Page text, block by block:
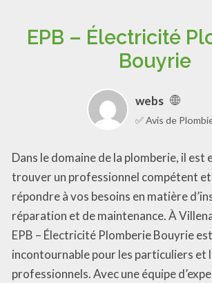
EPB – Électricité
Bouyrie
webs
✅ Avis de
Dans le domaine de la plomberie, il est
trouver un professionnel compétent
répondre à vos besoins en matière
réparation et de maintenance. À
EPB – Électricité Plomberie Bouyrie
incontournable pour les particuliers et
professionnels. Avec une équipe